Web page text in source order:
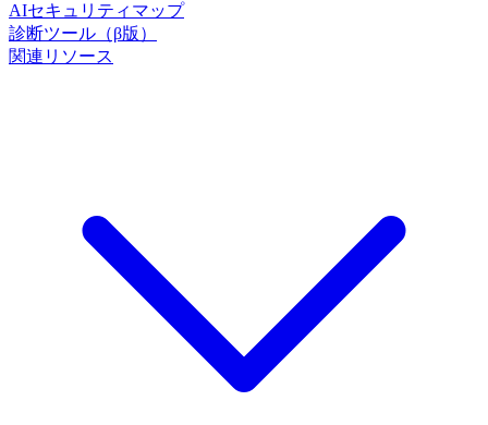
AIセキュリティマップ
診断ツール（β版）
関連リソース